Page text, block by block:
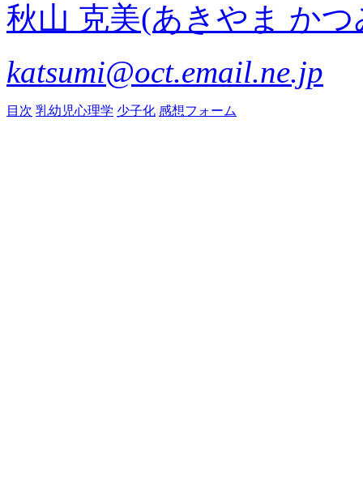
秋山 克美(あきやま かつ
katsumi@oct.email.ne.jp
目次 乳幼児心理学 少子化 感想フォーム